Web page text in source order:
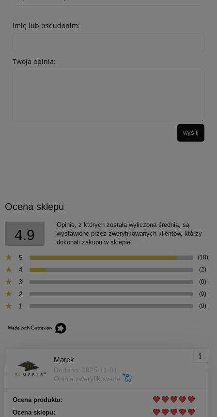
Imię lub pseudonim:
Twoja opinia:
wyślij
Ocena sklepu
4.9
Opinie, z których została wyliczona średnia, są
wystawione przez zweryfikowanych klientów, którzy
dokonali zakupu w sklepie.
5 (18)
4 (2)
3 (0)
2 (0)
1 (0)
Marek
Dodano: 2025-11-01
Opinia zweryfikowana
Ocena produktu:
Ocena sklepu: